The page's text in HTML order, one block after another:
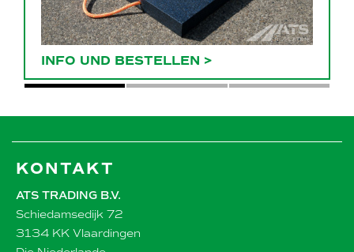
INFO UND BESTELLEN >
KONTAKT
ATS TRADING B.V.
Schiedamsedijk 72
3134 KK Vlaardingen